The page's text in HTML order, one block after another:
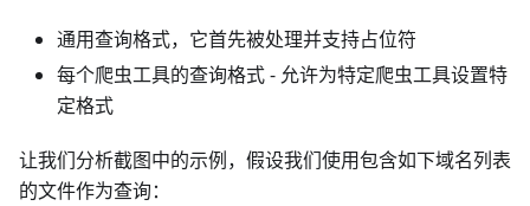
通用查询格式，它首先被处理并支持占位符
每个爬虫工具的查询格式 - 允许为特定爬虫工具设置特
定格式
让我们分析截图中的示例，假设我们使用包含如下域名列表
的文件作为查询：